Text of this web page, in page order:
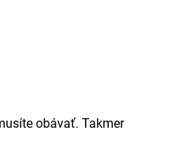
obávať. Takmer